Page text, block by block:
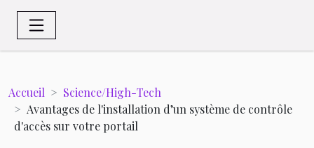
Accueil
Science/High-Tech
Avantages de l'installation d’un système de contrôle
d'accès sur votre portail